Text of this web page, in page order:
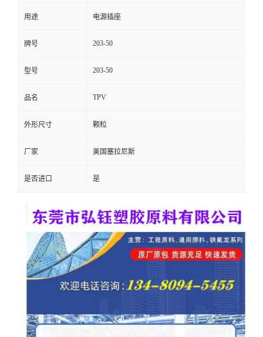
言
用途 电源插座
牌号 203-50
型号 203-50
品名 TPV
外形尺寸 颗粒
厂家 美国塞拉尼斯
是否进口 是